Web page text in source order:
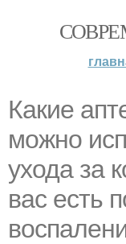
Какие
можно
ухода за
вас есть